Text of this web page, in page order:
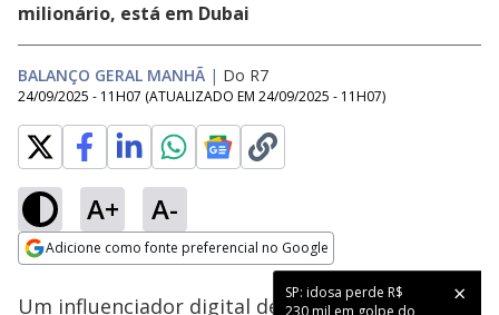
milionário, está em Dubai
BALANÇO GERAL MANHÃ | Do R7
24/09/2025 - 11H07 (ATUALIZADO EM 24/09/2025 - 11H07)
A+ A-
Adicione como fonte preferencial no Google
SP: idosa perde R$
230 mil em golpe do
Ativar
Loaded:
48.61%
Um influenciador digital de São Pauloestá